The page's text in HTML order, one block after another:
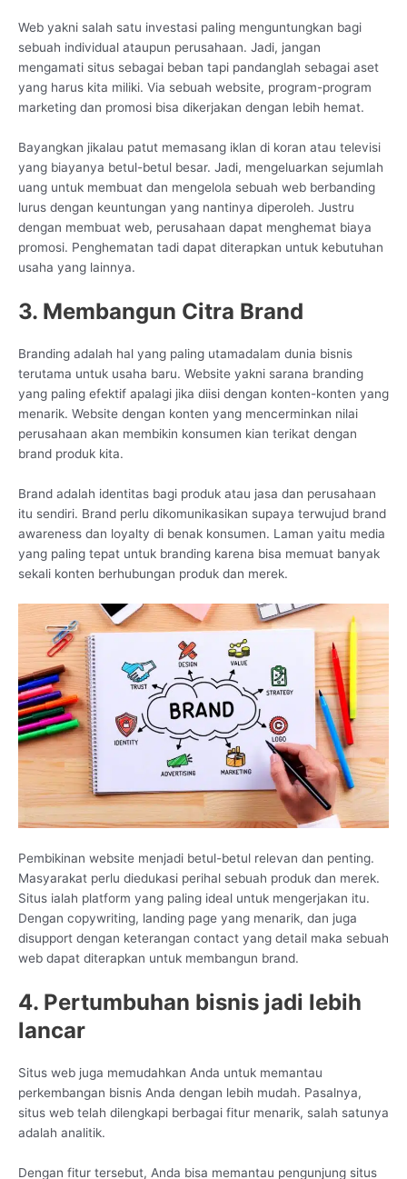
Web yakni salah satu investasi paling menguntungkan bagi
sebuah individual ataupun perusahaan. Jadi, jangan
mengamati situs sebagai beban tapi pandanglah sebagai aset
yang harus kita miliki. Via sebuah website, program-program
marketing dan promosi bisa dikerjakan dengan lebih hemat.
Bayangkan jikalau patut memasang iklan di koran atau televisi
yang biayanya betul-betul besar. Jadi, mengeluarkan sejumlah
uang untuk membuat dan mengelola sebuah web berbanding
lurus dengan keuntungan yang nantinya diperoleh. Justru
dengan membuat web, perusahaan dapat menghemat biaya
promosi. Penghematan tadi dapat diterapkan untuk kebutuhan
usaha yang lainnya.
3. Membangun Citra Brand
Branding adalah hal yang paling utamadalam dunia bisnis
terutama untuk usaha baru. Website yakni sarana branding
yang paling efektif apalagi jika diisi dengan konten-konten yang
menarik. Website dengan konten yang mencerminkan nilai
perusahaan akan membikin konsumen kian terikat dengan
brand produk kita.
Brand adalah identitas bagi produk atau jasa dan perusahaan
itu sendiri. Brand perlu dikomunikasikan supaya terwujud brand
awareness dan loyalty di benak konsumen. Laman yaitu media
yang paling tepat untuk branding karena bisa memuat banyak
sekali konten berhubungan produk dan merek.
Pembikinan website menjadi betul-betul relevan dan penting.
Masyarakat perlu diedukasi perihal sebuah produk dan merek.
Situs ialah platform yang paling ideal untuk mengerjakan itu.
Dengan copywriting, landing page yang menarik, dan juga
disupport dengan keterangan contact yang detail maka sebuah
web dapat diterapkan untuk membangun brand.
4. Pertumbuhan bisnis jadi lebih
lancar
Situs web juga memudahkan Anda untuk memantau
perkembangan bisnis Anda dengan lebih mudah. Pasalnya,
situs web telah dilengkapi berbagai fitur menarik, salah satunya
adalah analitik.
Dengan fitur tersebut, Anda bisa memantau pengunjung situs